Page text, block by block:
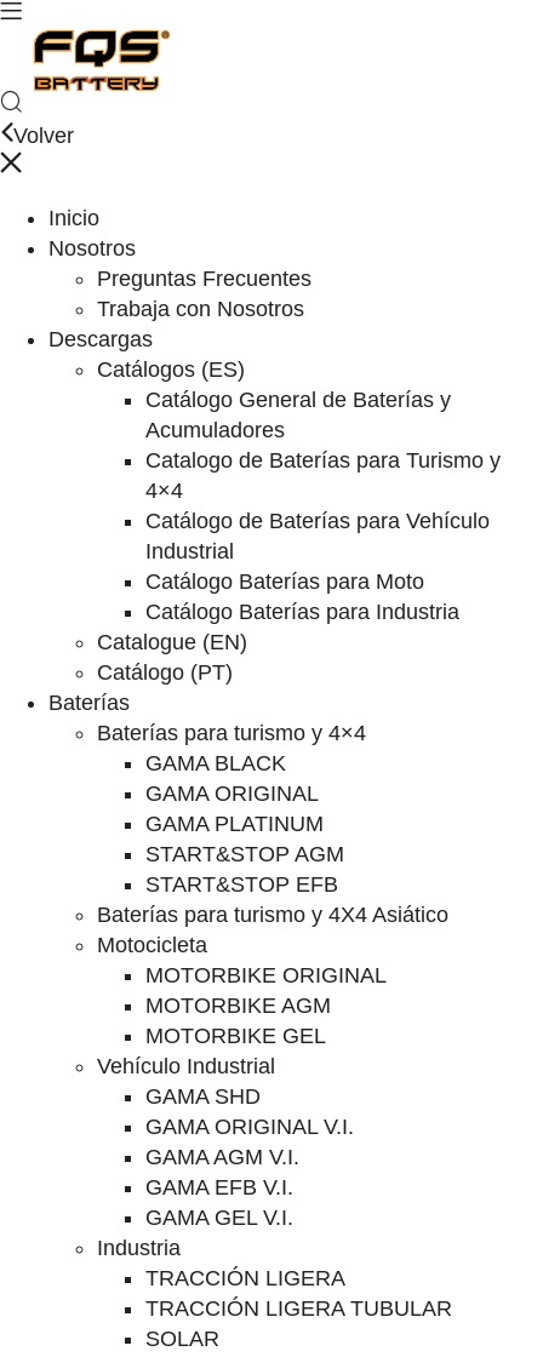
Volver
Inicio
Nosotros
Preguntas Frecuentes
Trabaja con Nosotros
Descargas
Catálogos (ES)
Catálogo General de Baterías y
Acumuladores
Catalogo de Baterías para Turismo y
4×4
Catálogo de Baterías para Vehículo
Industrial
Catálogo Baterías para Moto
Catálogo Baterías para Industria
Catalogue (EN)
Catálogo (PT)
Baterías
Baterías para turismo y 4×4
GAMA BLACK
GAMA ORIGINAL
GAMA PLATINUM
START&STOP AGM
START&STOP EFB
Baterías para turismo y 4X4 Asiático
Motocicleta
MOTORBIKE ORIGINAL
MOTORBIKE AGM
MOTORBIKE GEL
Vehículo Industrial
GAMA SHD
GAMA ORIGINAL V.I.
GAMA AGM V.I.
GAMA EFB V.I.
GAMA GEL V.I.
Industria
TRACCIÓN LIGERA
TRACCIÓN LIGERA TUBULAR
SOLAR